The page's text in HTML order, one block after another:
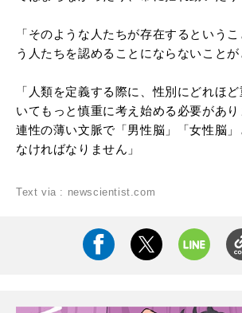
「そのような人たちが存在するという
う人たちを認めることにならないことが
「人類を定義する際に、性別にどれほ
いてもっと慎重に考え始める必要があ
連性の薄い文脈で「男性脳」「女性脳
なければなりません」
Text via : newscientist.com